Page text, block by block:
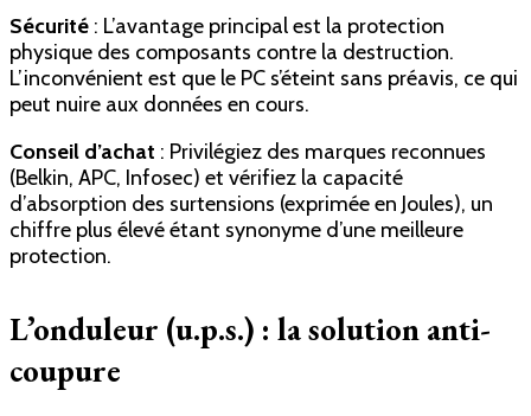
Sécurité : L’avantage principal est la protection
physique des composants contre la destruction.
L’inconvénient est que le PC s’éteint sans préavis, ce qui
peut nuire aux données en cours.
Conseil d’achat : Privilégiez des marques reconnues
(Belkin, APC, Infosec) et vérifiez la capacité
d’absorption des surtensions (exprimée en Joules), un
chiffre plus élevé étant synonyme d’une meilleure
protection.
L’onduleur (u.p.s.) : la solution anti-
coupure